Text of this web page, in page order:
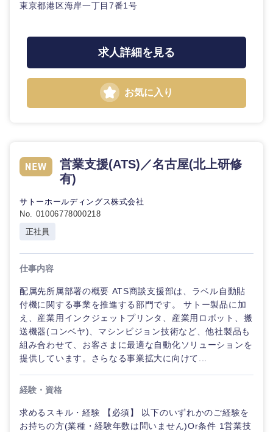
中国・四国地方
岡山県 広島県
東京都港区海岸一丁目7番1号
求人詳細を見る
お気に入り
営業支援(ATS)／名古屋(北上研修
有)
サトーホールディングス株式会社
No. 01006778000218
正社員
仕事内容
配属先所属部署の概要 ATS商談支援部は、ラベル自動貼
付機に関する事業を推進する部門です。 サトー製品に加
え、産業用インクジェットプリンタ、産業用ロボット、搬
送機器(コンベヤ)、マシンビジョン技術など、他社製品も
組み合わせて、お客さまに最適な自動化ソリューションを
提供しています。さらなる事業拡大に向けて...
経験・資格
求めるスキル・経験 【必須】 以下のいずれかのご経験を
お持ちの方(業種・経験年数は問いません)Or条件 1営業技